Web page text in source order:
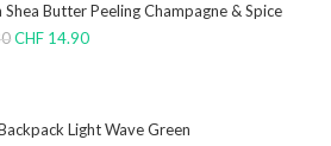
Butter Peeling Champagne & Spice
CHF 14.90
Light Wave Green